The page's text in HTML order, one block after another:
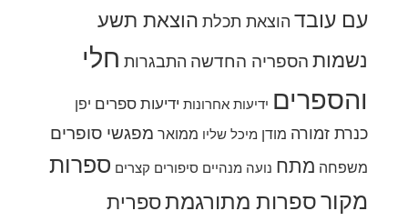
עם עובד הוצאת תכלת הוצאת תשע
נשמות הספריה החדשה התבגרות חלי
והספרים ידיעות אחרונות ידיעות ספרים יפן
כנרת זמורה מודן מיכל שליו ממואר מפגשי סופרים
משפחה מתח נועה מנהיים סיפורים קצרים ספרות
מקורספרות מתורגמתספרית